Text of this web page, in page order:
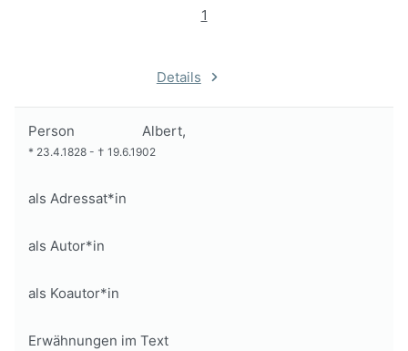
1
Details
Person Albert,
* 23.4.1828 - † 19.6.1902
als Adressat*in
als Autor*in
als Koautor*in
Erwähnungen im Text